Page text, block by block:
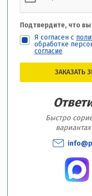
Подтвердите, что
Я согласен с
обработке
согласие
ЗАКАЗАТЬ
Быстро